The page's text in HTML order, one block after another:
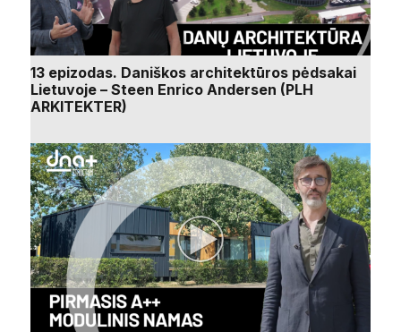
13 epizodas. Daniškos architektūros pėdsakai
Lietuvoje – Steen Enrico Andersen (PLH
ARKITEKTER)